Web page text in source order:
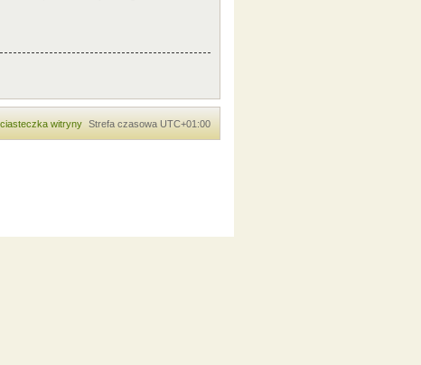
Strefa czasowa UTC+01:00
witryny